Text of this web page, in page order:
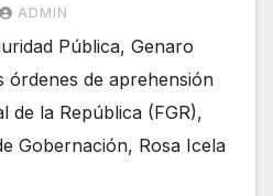
ADMIN
Pública, Genaro
órdenes de aprehensión
de la República (FGR),
Gobernación, Rosa Icela